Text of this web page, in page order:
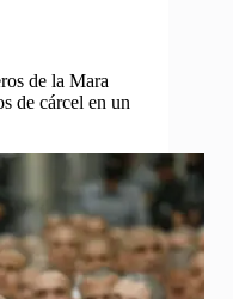
de la Mara
de cárcel en un